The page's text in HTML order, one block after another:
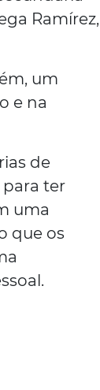
Ramírez,
um
e na
de
ter
uma
que os